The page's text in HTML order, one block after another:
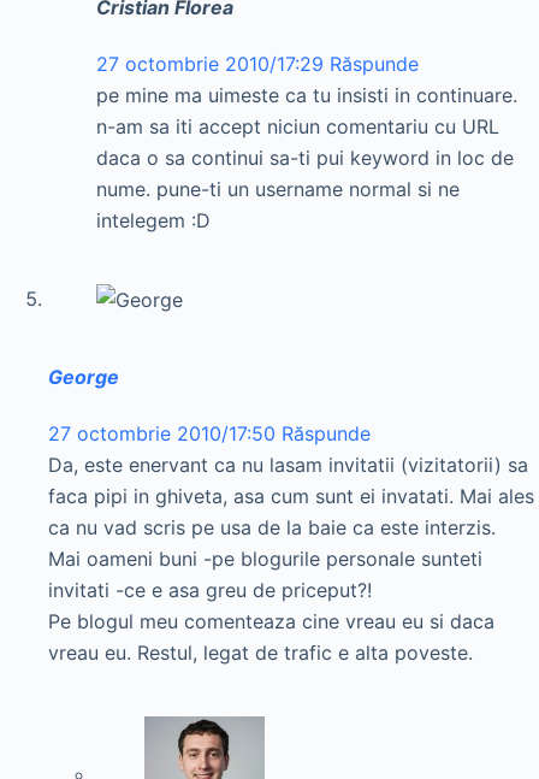
Cristian Florea
27 octombrie 2010/17:29 Răspunde
pe mine ma uimeste ca tu insisti in continuare.
n-am sa iti accept niciun comentariu cu URL
daca o sa continui sa-ti pui keyword in loc de
nume. pune-ti un username normal si ne
intelegem :D
George
27 octombrie 2010/17:50 Răspunde
Da, este enervant ca nu lasam invitatii (vizitatorii) sa
faca pipi in ghiveta, asa cum sunt ei invatati. Mai ales
ca nu vad scris pe usa de la baie ca este interzis.
Mai oameni buni -pe blogurile personale sunteti
invitati -ce e asa greu de priceput?!
Pe blogul meu comenteaza cine vreau eu si daca
vreau eu. Restul, legat de trafic e alta poveste.